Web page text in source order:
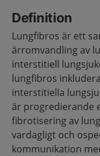
Definition
Lungfibros är ett
ärromvandling av
interstitiell
lungfibros
interstitiella
är progredierande
fibrotisering av
vardagligt och
kommunikation